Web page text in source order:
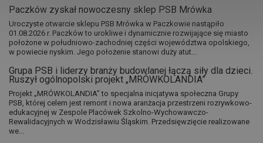
Paczków zyskał nowoczesny sklep PSB Mrówka
Uroczyste otwarcie sklepu PSB Mrówka w Paczkowie nastąpiło
01.08.2026 r. Paczków to urokliwe i dynamicznie rozwijające się miasto
położone w południowo-zachodniej części województwa opolskiego,
w powiecie nyskim. Jego położenie stanowi duży atut...
Grupa PSB i liderzy branży budowlanej łączą siły dla dzieci.
Ruszył ogólnopolski projekt „MRÓWKOLANDIA”
Projekt „MRÓWKOLANDIA” to specjalna inicjatywa społeczna Grupy
PSB, której celem jest remont i nowa aranżacja przestrzeni rozrywkowo-
edukacyjnej w Zespole Placówek Szkolno-Wychowawczo-
Rewalidacyjnych w Wodzisławiu Śląskim. Przedsięwzięcie realizowane
we...